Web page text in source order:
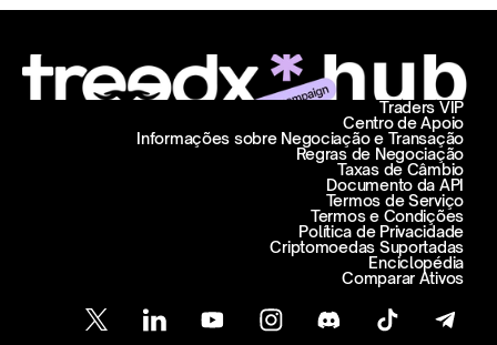
Centro de Apoio
Informações sobre Negociação e Transação
Traders VIP
Regras de Negociação
Taxas de Câmbio
Documento da API
Termos de Serviço
Termos e Condições
Política de Privacidade
Criptomoedas Suportadas
Enciclopédia
Comparar Ativos